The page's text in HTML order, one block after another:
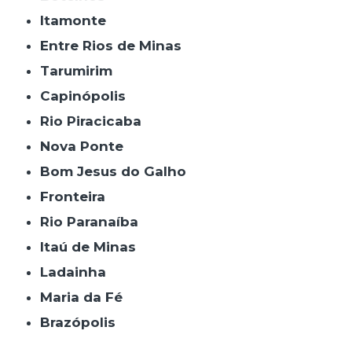
Itamonte
Entre Rios de Minas
Tarumirim
Capinópolis
Rio Piracicaba
Nova Ponte
Bom Jesus do Galho
Fronteira
Rio Paranaíba
Itaú de Minas
Ladainha
Maria da Fé
Brazópolis